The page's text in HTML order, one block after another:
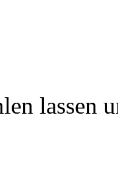
lassen